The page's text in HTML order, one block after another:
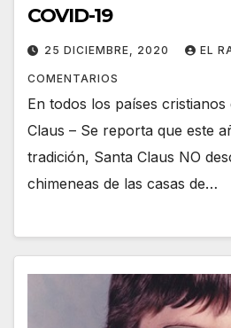
COVID-19
25 DICIEMBRE, 2020 EL
COMENTARIOS
En todos los países cristianos
Claus – Se reporta que este
tradición, Santa Claus NO
chimeneas de las casas de…